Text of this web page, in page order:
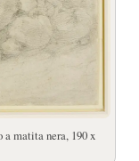
a matita nera, 190 x